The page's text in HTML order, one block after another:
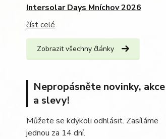
Intersolar Days Mníchov 2026
číst celé
Zobrazit všechny články
Nepropásněte novinky, akce
a slevy!
Můžete se kdykoli odhlásit. Zasíláme
jednou za 14 dní.